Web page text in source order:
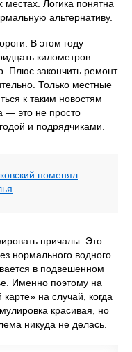
Логика понятна
альтернативу.
В этом году
километров
закончить ремонт
Только местные
к таким новостям
— это не просто
и подрядчиками.
поменял
причалы. Это
нормального водного
в подвешенном
Именно поэтому на
на случай, когда
красивая, но
никуда не делась.